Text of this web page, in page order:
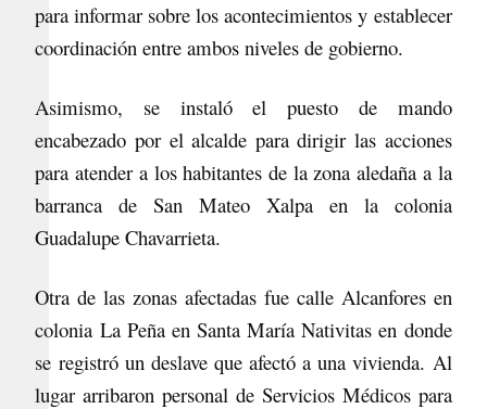
para informar sobre los acontecimientos y establecer
coordinación entre ambos niveles de gobierno.
Asimismo, se instaló el puesto de mando
encabezado por el alcalde para dirigir las acciones
para atender a los habitantes de la zona aledaña a la
barranca de San Mateo Xalpa en la colonia
Guadalupe Chavarrieta.
Otra de las zonas afectadas fue calle Alcanfores en
colonia La Peña en Santa María Nativitas en donde
se registró un deslave que afectó a una vivienda. Al
lugar arribaron personal de Servicios Médicos para